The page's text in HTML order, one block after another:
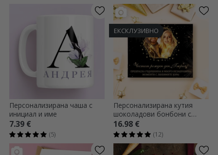
Персонализирана чаша с
инициал и име
7.39 €
(5)
ЕКСКЛУЗИВНО
Персонализирана кутия
шоколадови бонбони с
фотография и текст -
Златна
16.98 €
(12)